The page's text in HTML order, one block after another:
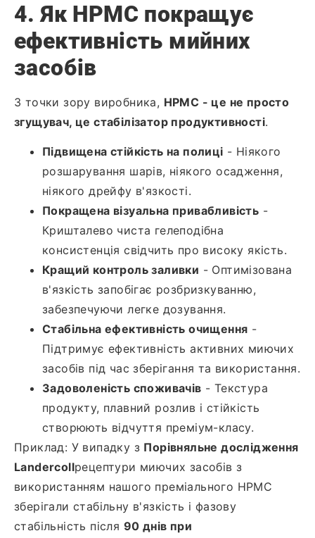
4. Як HPMC покращує
ефективність мийних
засобів
З точки зору виробника, HPMC - це не просто
згущувач, це стабілізатор продуктивності.
Підвищена стійкість на полиці - Ніякого
розшарування шарів, ніякого осадження,
ніякого дрейфу в'язкості.
Покращена візуальна привабливість -
Кришталево чиста гелеподібна
консистенція свідчить про високу якість.
Кращий контроль заливки - Оптимізована
в'язкість запобігає розбризкуванню,
забезпечуючи легке дозування.
Стабільна ефективність очищення -
Підтримує ефективність активних миючих
засобів під час зберігання та використання.
Задоволеність споживачів - Текстура
продукту, плавний розлив і стійкість
створюють відчуття преміум-класу.
Приклад: У випадку з Порівняльне дослідження
Landercollрецептури миючих засобів з
використанням нашого преміального HPMC
зберігали стабільну в'язкість і фазову
стабільність після 90 днів при